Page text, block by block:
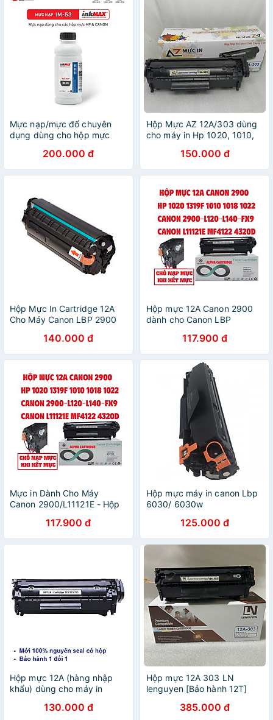
MF4680, L11121E, FX9 -
Cartridge 103 / 303 / 703
mới 100% - 12A
Mực nạp/mực đổ chuyên
dụng dùng cho hộp mực
Canon 2900/ 3300, HP
1010/1020... HÀNG CHÍNH
HÃNG-COMBO 5 BÌNH
200.000 đ
Hộp Mực AZ 12A/303 dùng
cho máy in Hp 1020, 1010,
2900 hàng chính hãng
150.000 đ
Hộp Mực In Cartridge 12A
Cho Máy Canon LBP 2900
303 703 104 304 Có Lỗ
Nạp Mực - Hàng Chính
Hãng
140.000 đ
Hộp mực 12A Canon 2900
dành cho Canon LBP
1010/1015/1020/3015/3020/
HÀNG CHÍNH HÃNG ALPHA
CARTRIDGE
117.900 đ
Mực in Dành Cho Máy
Canon 2900/L11121E - Hộp
1018/ 1020/ 3015/ 3020/
3030/ 3050/ 3055/
M1005MFP Hàng chính
117.900 đ
Hộp mực máy in canon Lbp
6030/ 6030w
125.000 đ
Hộp mực 12A (hàng nhập
khẩu) dùng cho máy in
Laserjet 1020, 1022,
130.000 đ
Hộp mực 12A 303 LN
lenguyen [Bảo hành 12T]
2900, Hp 1020, 1022, 3050,
385.000 đ